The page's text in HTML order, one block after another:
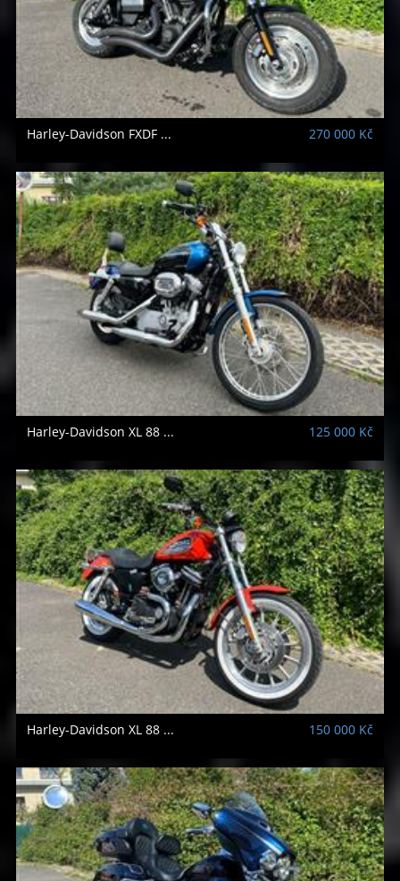
Harley-Davidson FXDF ... 270 000 Kč
Harley-Davidson XL 88 ... 125 000 Kč
Harley-Davidson XL 88 ... 150 000 Kč